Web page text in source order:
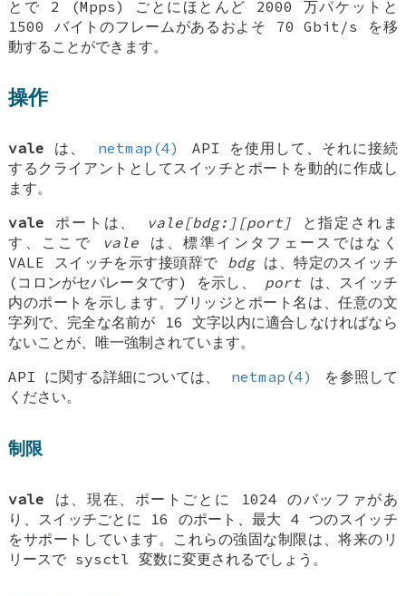
とで 2 (Mpps) ごとにほとんど 2000 万パケットと
1500 バイトのフレームがあるおよそ 70 Gbit/s を移
動することができます。
操作
vale は、 netmap(4)
API を使用して、それに接続
するクライアントとしてスイッチとポートを動的に作成し
ます。
vale ポートは、 vale[bdg:][port] と指定されま
す、ここで vale は、標準インタフェースではなく
VALE スイッチを示す接頭辞で bdgは、特定のスイッチ
(コロンがセパレータです) を示し、 portは、スイッチ
内のポートを示します。ブリッジとポート名は、任意の文
字列で、完全な名前が 16 文字以内に適合しなければなら
ないことが、唯一強制されています。
API に関する詳細については、
netmap(4)
を参照して
ください。
制限
vale は、現在、ポートごとに 1024 のバッファがあ
り、スイッチごとに 16 のポート、最大 4 つのスイッチ
をサポートしています。これらの強固な制限は、将来のリ
リースで sysctl 変数に変更されるでしょう。